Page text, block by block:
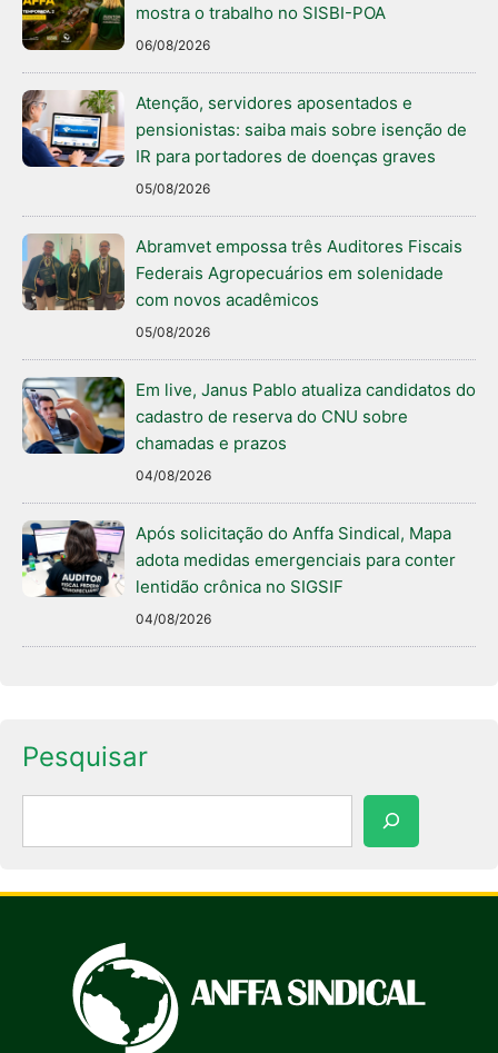
mostra o trabalho no SISBI-POA
06/08/2026
Atenção, servidores aposentados e
pensionistas: saiba mais sobre isenção de
IR para portadores de doenças graves
05/08/2026
Abramvet empossa três Auditores Fiscais
Federais Agropecuários em solenidade
com novos acadêmicos
05/08/2026
Em live, Janus Pablo atualiza candidatos do
cadastro de reserva do CNU sobre
chamadas e prazos
04/08/2026
Após solicitação do Anffa Sindical, Mapa
adota medidas emergenciais para conter
lentidão crônica no SIGSIF
04/08/2026
Pesquisar